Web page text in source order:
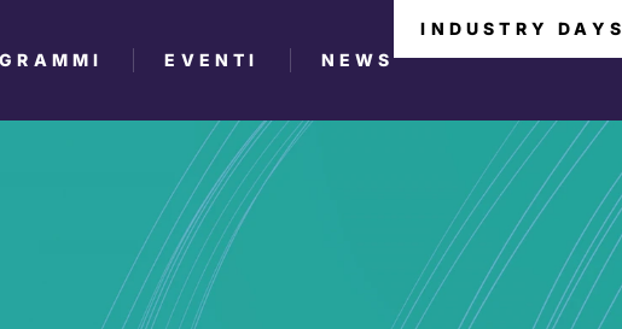
EVENTI NEWS
INDUSTRY DAYS